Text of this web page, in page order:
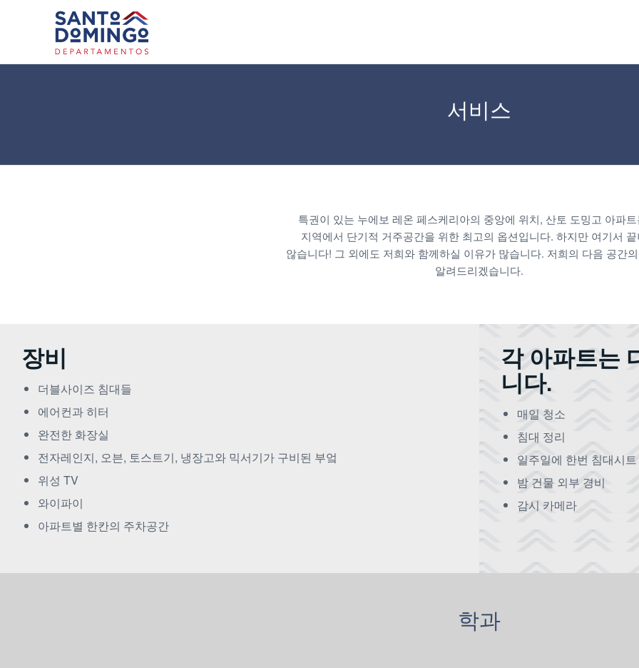
서비스
특권이 있는 누에보 레온 페스케리아의 중앙에 위치, 산토 도밍고 아파
지역에서 단기적 거주공간을 위한 최고의 옵션입니다. 하지만 여기서
않습니다! 그 외에도 저희와 함께하실 이유가 많습니다. 저희의 다음 공간
알려드리겠습니다.
장비
더블사이즈 침대들
에어컨과 히터
완전한 화장실
전자레인지, 오븐, 토스트기, 냉장고와 믹서기가 구비된 부엌
위성 TV
와이파이
아파트별 한칸의 주차공간
각 아파트는
니다.
매일 청소
침대 정리
일주일에 한번 침대시
밤 건물 외부 경비
감시 카메라
학과